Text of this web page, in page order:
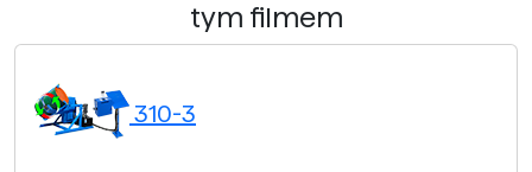
tym filmem
310-3